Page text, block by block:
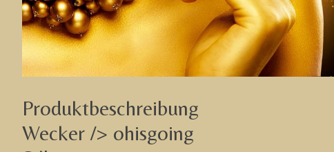
Produktbeschreibung
Wecker /> ohisgoing